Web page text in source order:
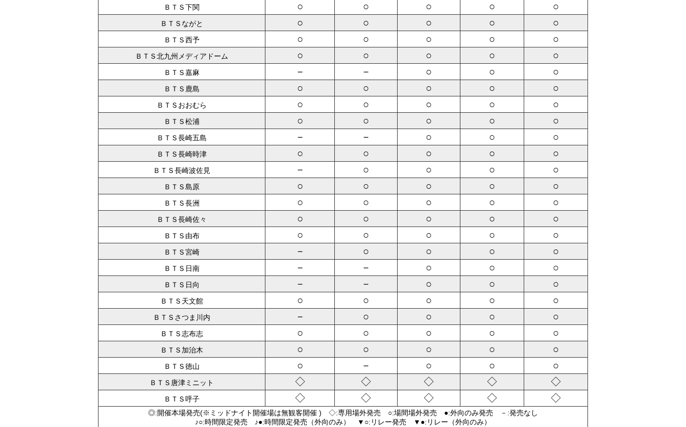
ＢＴＳ下関 ○ ○ ○ ○ ○
ＢＴＳながと ○ ○ ○ ○ ○
ＢＴＳ西予 ○ ○ ○ ○ ○
ＢＴＳ北九州メディアドーム ○ ○ ○ ○ ○
ＢＴＳ嘉麻 － － ○ ○ ○
ＢＴＳ鹿島 ○ ○ ○ ○ ○
ＢＴＳおおむら ○ ○ ○ ○ ○
ＢＴＳ松浦 ○ ○ ○ ○ ○
ＢＴＳ長崎五島 － － ○ ○ ○
ＢＴＳ長崎時津 ○ ○ ○ ○ ○
ＢＴＳ長崎波佐見 － ○ ○ ○ ○
ＢＴＳ島原 ○ ○ ○ ○ ○
ＢＴＳ長洲 ○ ○ ○ ○ ○
ＢＴＳ長崎佐々 ○ ○ ○ ○ ○
ＢＴＳ由布 ○ ○ ○ ○ ○
ＢＴＳ宮崎 － ○ ○ ○ ○
ＢＴＳ日南 － － ○ ○ ○
ＢＴＳ日向 － － ○ ○ ○
ＢＴＳ天文館 ○ ○ ○ ○ ○
ＢＴＳさつま川内 － ○ ○ ○ ○
ＢＴＳ志布志 ○ ○ ○ ○ ○
ＢＴＳ加治木 ○ ○ ○ ○ ○
ＢＴＳ徳山 ○ － ○ ○ ○
ＢＴＳ唐津ミニット ◇ ◇ ◇ ◇ ◇
ＢＴＳ呼子 ◇ ◇ ◇ ◇ ◇
◎:開催本場発売(※ミッドナイト開催場は無観客開催 ) ◇:専用場外発売 ○:場間場外発売 ●:外向のみ発売 －:発売なし
♪○:時間限定発売 ♪●:時間限定発売（外向のみ） ▼○:リレー発売 ▼●:リレー（外向のみ）